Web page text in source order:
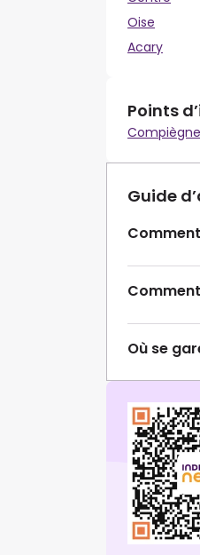
Oise
Acary
Points
Compiègne
Guide
Où se